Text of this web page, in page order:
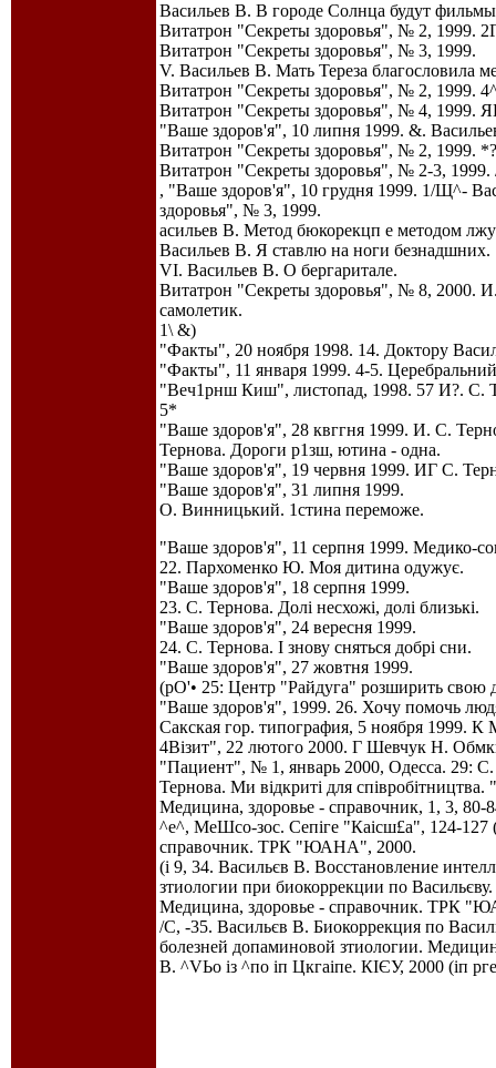
Васильев В. В городе Солнца будут
Витатрон "Секреты здоровья", № 2, 1999.
Витатрон "Секреты здоровья", № 3, 1999.
V. Васильев В. Мать Тереза благословила
Витатрон "Секреты здоровья", № 2, 1999.
Витатрон "Секреты здоровья", № 4, 1999.
"Ваше здоров'я", 10 липня 1999. &.
Витатрон "Секреты здоровья", № 2, 1999.
Витатрон "Секреты здоровья", № 2-3,
, "Ваше здоров'я", 10 грудня 1999. 1/Щ^-
здоровья", № 3, 1999.
асильев В. Метод бюкорекцп е методом
Васильев В. Я ставлю на ноги
VI. Васильев В. О бергаритале.
Витатрон "Секреты здоровья", № 8, 2000.
самолетик.
1\ &)
"Факты", 20 ноября 1998. 14. Доктору
"Факты", 11 января 1999. 4-5.
"Веч1рнш Киш", листопад, 1998. 57 И?. С.
5*
"Ваше здоров'я", 28 квггня 1999. И. С.
Тернова. Дороги р1зш, ютина - одна.
"Ваше здоров'я", 19 червня 1999. ИГ С.
"Ваше здоров'я", 31 липня 1999.
О. Винницький. 1стина переможе.
"Ваше здоров'я", 11 серпня 1999. Медико-
22. Пархоменко Ю. Моя дитина одужує.
"Ваше здоров'я", 18 серпня 1999.
23. С. Тернова. Долі несхожі, долі близькі.
"Ваше здоров'я", 24 вересня 1999.
24. С. Тернова. І знову сняться добрі сни.
"Ваше здоров'я", 27 жовтня 1999.
(рО'• 25: Центр "Райдуга" розширить свою
"Ваше здоров'я", 1999. 26. Хочу помочь
Сакская гор. типография, 5 ноября 1999.
4Візит", 22 лютого 2000. Г Шевчук Н.
"Пациент", № 1, январь 2000, Одесса. 29: С.
Тернова. Ми відкриті для
Медицина, здоровье - справочник, 1, 3, 80-
^е^, МеШсо-зос. Сепіге "Каісш£а", 124-127
справочник. ТРК "ЮАНА", 2000.
(і 9, 34. Васильєв В. Восстановление
зтиологии при биокоррекции по Васильєву.
Медицина, здоровье - справочник. ТРК
/С, -35. Васильєв В. Биокоррекция по
болезней допаминовой зтиологии.
В. ^VЬо із ^по іп Цкгаіпе. КІЄУ, 2000 (іп